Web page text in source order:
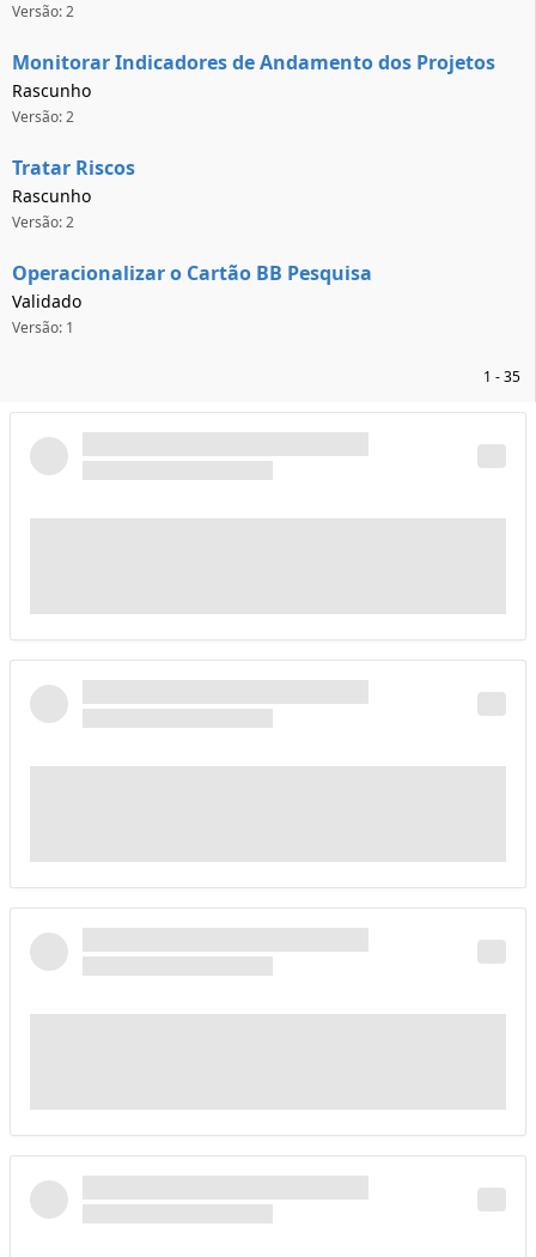
Versão: 2
Monitorar Indicadores de Andamento dos Projetos
Rascunho
Versão: 2
Tratar Riscos
Rascunho
Versão: 2
Operacionalizar o Cartão BB Pesquisa
Validado
Versão: 1
1 - 35